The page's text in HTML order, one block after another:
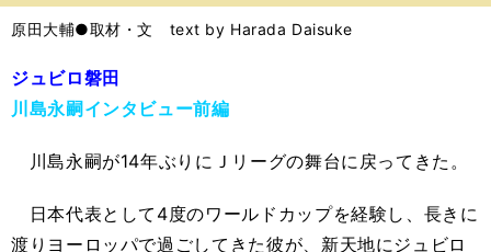
バ
原田大輔●取材・文 text by Harada Daisuke
ジュビロ磐田
川島永嗣インタビュー前編
川島永嗣が14年ぶりにＪリーグの舞台に戻ってきた。
日本代表として4度のワールドカップを経験し、長きに
渡りヨーロッパで過ごしてきた彼が、新天地にジュビロ